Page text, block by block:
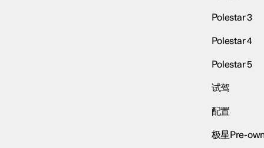
Polestar 3
Polestar 4
Polestar 5
试驾
配置
极星Pre-